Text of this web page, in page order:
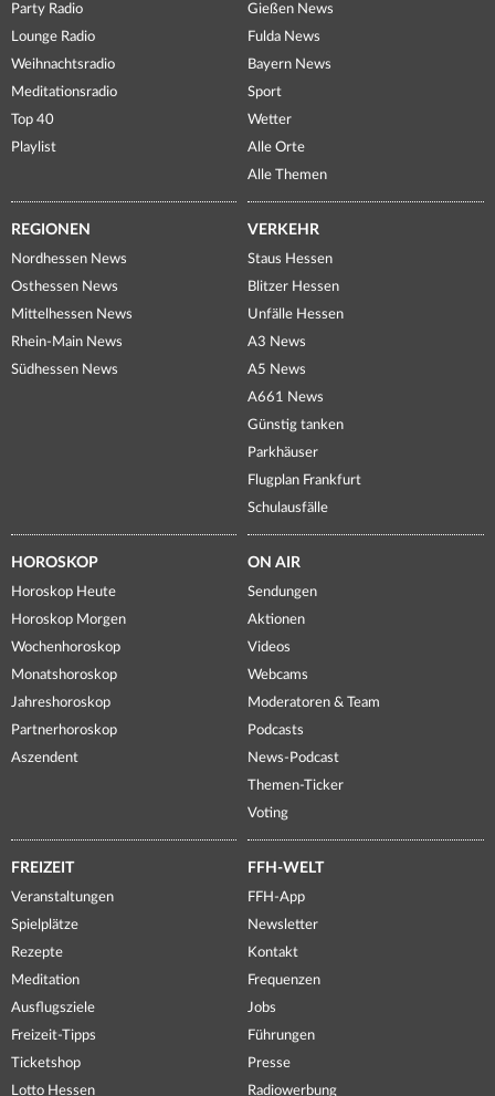
Party Radio
Lounge Radio
Weihnachtsradio
Meditationsradio
Top 40
Playlist
Gießen News
Fulda News
Bayern News
Sport
Wetter
Alle Orte
Alle Themen
REGIONEN
Nordhessen News
Osthessen News
Mittelhessen News
Rhein-Main News
Südhessen News
VERKEHR
Staus Hessen
Blitzer Hessen
Unfälle Hessen
A3 News
A5 News
A661 News
Günstig tanken
Parkhäuser
Flugplan Frankfurt
Schulausfälle
HOROSKOP
Horoskop Heute
Horoskop Morgen
Wochenhoroskop
Monatshoroskop
Jahreshoroskop
Partnerhoroskop
Aszendent
ON AIR
Sendungen
Aktionen
Videos
Webcams
Moderatoren & Team
Podcasts
News-Podcast
Themen-Ticker
Voting
FREIZEIT
Veranstaltungen
Spielplätze
Rezepte
Meditation
Ausflugsziele
Freizeit-Tipps
Ticketshop
Lotto Hessen
FFH-WELT
FFH-App
Newsletter
Kontakt
Frequenzen
Jobs
Führungen
Presse
Radiowerbung